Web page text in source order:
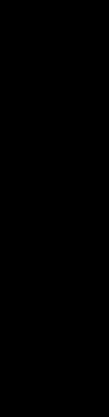
Приятно
и качество
срок.